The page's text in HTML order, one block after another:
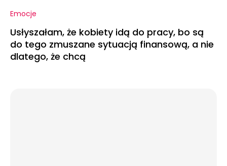
Emocje
Usłyszałam, że kobiety idą do pracy, bo są
do tego zmuszane sytuacją finansową, a nie
dlatego, że chcą